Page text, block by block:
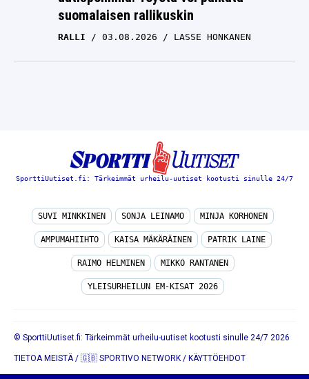
suomalaisen rallikuskin
RALLI 03.08.2026 LASSE HONKANEN
SporttiUutiset.fi: Tärkeimmät urheilu-uutiset kootusti sinulle 24/7
SUVI MINKKINEN SONJA LEINAMO MINJA KORHONEN
AMPUMAHIIHTO KAISA MÄKÄRÄINEN PATRIK LAINE
RAIMO HELMINEN MIKKO RANTANEN
YLEISURHEILUN EM-KISAT 2026
© SporttiUutiset.fi: Tärkeimmät urheilu-uutiset kootusti sinulle 24/7 2026
TIETOA MEISTÄ/ 🇬🇧 SPORTIVO NETWORK / KÄYTTÖEHDOT